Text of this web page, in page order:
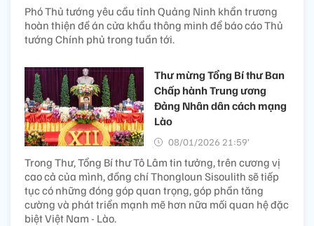
Phó Thủ tướng yêu cầu tỉnh Quảng Ninh khẩn trương
hoàn thiện đề án cửa khẩu thông minh để báo cáo Thủ
tướng Chính phủ trong tuần tới.
Thư mừng Tổng Bí thư Ban
Chấp hành Trung ương
Đảng Nhân dân cách mạng
Lào
08/01/2026 21:59’
Trong Thư, Tổng Bí thư Tô Lâm tin tưởng, trên cương vị
cao cả của mình, đồng chí Thongloun Sisoulith sẽ tiếp
tục có những đóng góp quan trọng, góp phần tăng
cường và phát triển mạnh mẽ hơn nữa mối quan hệ đặc
biệt Việt Nam - Lào.